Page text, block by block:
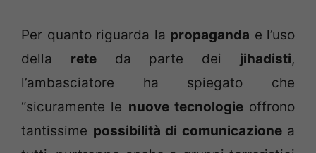
Per quanto riguarda la propaganda e l’uso
della reteda parte dei jihadisti,
l’ambasciatore ha spiegato che
“sicuramente le nuove tecnologieoffrono
tantissime possibilità di comunicazionea